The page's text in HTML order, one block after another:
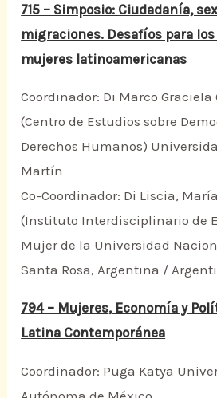
715 – Simposio: Ciudadanía,
migraciones. Desafíos para
mujeres latinoamericanas
Coordinador: Di Marco Graciela
(Centro de Estudios sobre
Derechos Humanos)
Martín
Co-Coordinador: Di Liscia,
(Instituto Interdisciplinario de
Mujer de la Universidad
Santa Rosa, Argentina /
794 – Mujeres, Economía y
Latina Contemporánea
Coordinador: Puga Katya